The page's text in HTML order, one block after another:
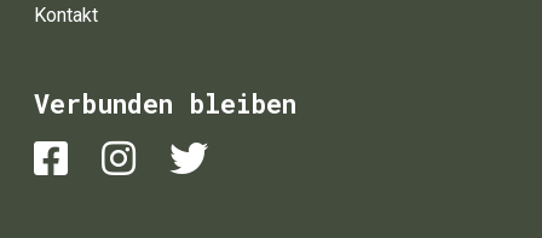
Kontakt
Verbunden bleiben